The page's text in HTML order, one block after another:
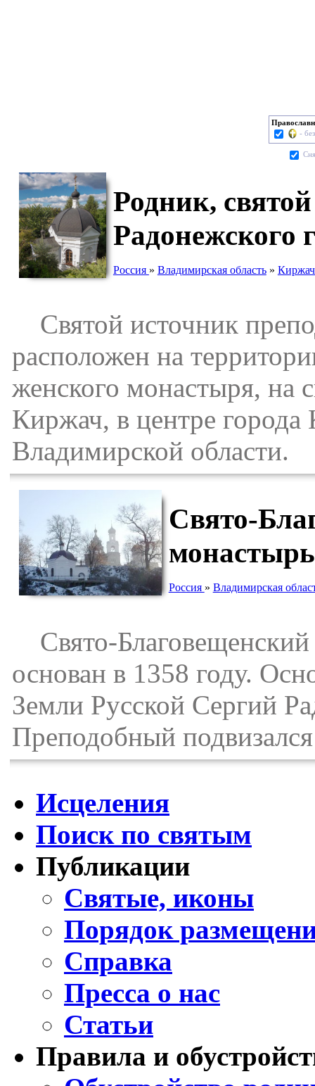
-
Родник,
Радонежского
Россия » Владимирская область»
Святой источник
расположен на
женского монастыря, на
Киржач, в центре
Владимирской области.
Свято-
Россия » Владимирская
Свято-
основан в 1358 году.
Земли Русской Сергий
Преподобный
Исцеления
Поиск по святым
Публикации
Святые, иконы
Порядок
Справка
Пресса о нас
Статьи
Правила и